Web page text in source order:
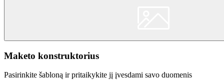
Maketo konstruktorius
Pasirinkite šabloną ir pritaikykite jį įvesdami savo duomenis